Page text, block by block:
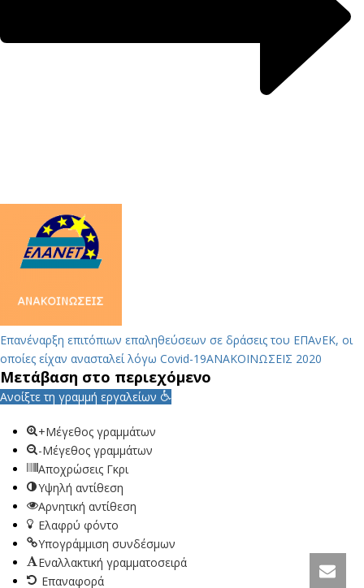
Επανέναρξη επιτόπιων επαληθεύσεων σε δράσεις του ΕΠΑνΕΚ, οι
οποίες είχαν ανασταλεί λόγω Covid-19ΑΝΑΚΟΙΝΩΣΕΙΣ 2020
Μετάβαση στο περιεχόμενο
Ανοίξτε τη γραμμή εργαλείων
+Μέγεθος γραμμάτων
-Μέγεθος γραμμάτων
Αποχρώσεις Γκρι
Υψηλή αντίθεση
Αρνητική αντίθεση
Ελαφρύ φόντο
Υπογράμμιση συνδέσμων
Εναλλακτική γραμματοσειρά
Επαναφορά